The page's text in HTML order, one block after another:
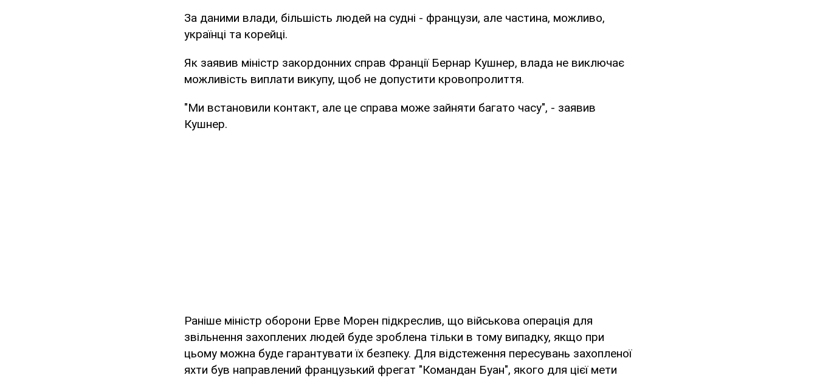
За даними влади, більшість людей на судні - французи, але частина, можливо,
українці та корейці.
Як заявив міністр закордонних справ Франції Бернар Кушнер, влада не виключає
можливість виплати викупу, щоб не допустити кровопролиття.
"Ми встановили контакт, але це справа може зайняти багато часу", - заявив
Кушнер.
Раніше міністр оборони Ерве Морен підкреслив, що військова операція для
звільнення захоплених людей буде зроблена тільки в тому випадку, якщо при
цьому можна буде гарантувати їх безпеку. Для відстеження пересувань захопленої
яхти був направлений французький фрегат "Командан Буан", якого для цієї мети